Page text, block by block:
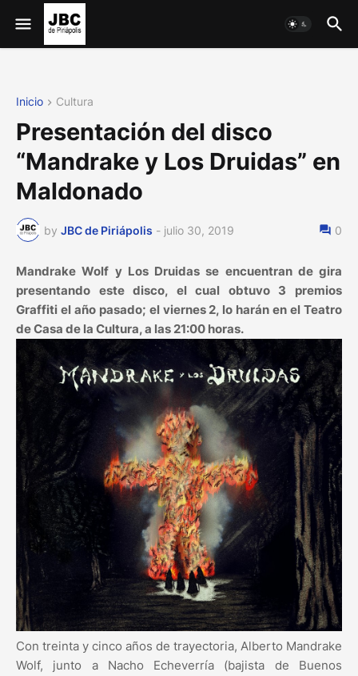
Inicio Cultura
Presentación del disco
“Mandrake y Los Druidas” en
Maldonado
by JBC de Piriápolis - julio 30, 2019 0
Mandrake Wolf y Los Druidas se encuentran de gira
presentando este disco, el cual obtuvo 3 premios
Graffiti el año pasado; el viernes 2, lo harán en el Teatro
de Casa de la Cultura, a las 21:00 horas.
Con treinta y cinco años de trayectoria, Alberto Mandrake
Wolf, junto a Nacho Echeverría (bajista de Buenos